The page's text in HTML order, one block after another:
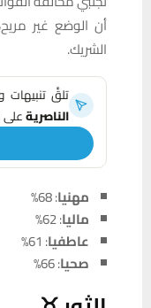
أن الوضع غير
الشريك.
تلقَّ تنبيهات
الناصريةعلى
مهنيا: 68%
ماليا: 62%
عاطفيا: 61%
صحيا: 66%